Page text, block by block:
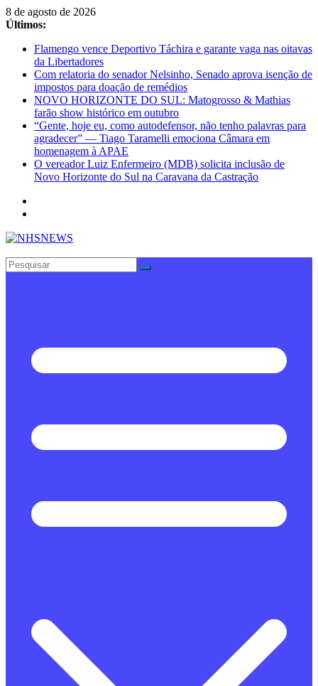
Pular
para
conteúdo
8 de agosto de 2026
Últimos:
Flamengo vence Deportivo Táchira e garante vaga nas oitavas
da Libertadores
Com relatoria do senador Nelsinho, Senado aprova isenção de
impostos para doação de remédios
NOVO HORIZONTE DO SUL: Matogrosso & Mathias
farão show histórico em outubro
“Gente, hoje eu, como autodefensor, não tenho palavras para
agradecer” — Tiago Taramelli emociona Câmara em
homenagem à APAE
O vereador Luiz Enfermeiro (MDB) solicita inclusão de
Novo Horizonte do Sul na Caravana da Castração